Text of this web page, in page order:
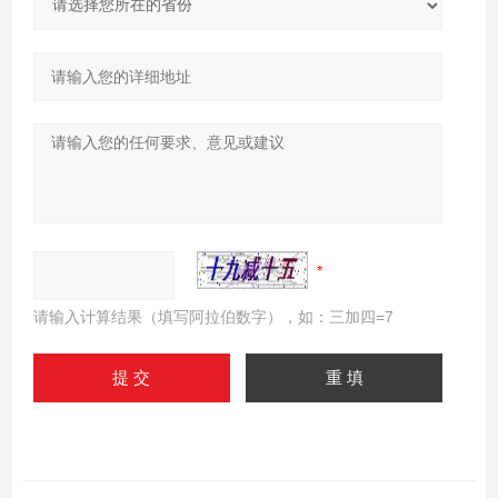
请输入计算结果（填写阿拉伯数字），如：三加四=7